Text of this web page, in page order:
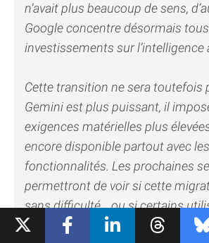
n’avait plus beaucoup de sens,
Google concentre désormais
investissements sur l’intelligence
Cette transition ne sera toutefois
Gemini est plus puissant, il
exigences matérielles plus
encore disponible partout avec
fonctionnalités. Les prochaines
permettront de voir si cette
sans difficulté… ou si certains
regrettent la simplicité et la